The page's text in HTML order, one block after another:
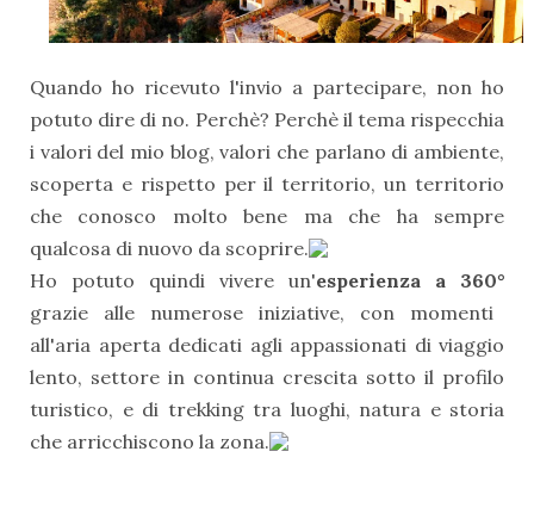
Quando ho ricevuto l'invio a partecipare, non ho
potuto dire di no. Perchè? Perchè il tema rispecchia
i valori del mio blog, valori che parlano di ambiente,
scoperta e rispetto per il territorio, un territorio
che conosco molto bene ma che ha sempre
qualcosa di nuovo da scoprire.
Ho potuto quindi vivere un'esperienza a 360°
grazie alle numerose iniziative, con momenti
all'aria aperta dedicati agli appassionati di viaggio
lento, settore in continua crescita sotto il profilo
turistico, e di trekking tra luoghi, natura e storia
che arricchiscono la zona.